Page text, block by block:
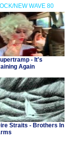
NEW WAVE 80
- It's
Again
Straits - Brothers In